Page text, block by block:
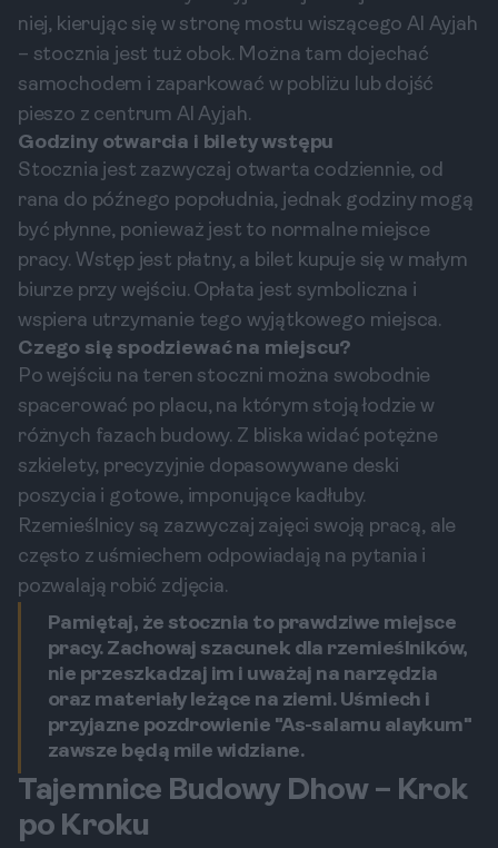
niej, kierując się w stronę mostu wiszącego Al Ayjah
– stocznia jest tuż obok. Można tam dojechać
samochodem i zaparkować w pobliżu lub dojść
pieszo z centrum Al Ayjah.
Godziny otwarcia i bilety wstępu
Stocznia jest zazwyczaj otwarta codziennie, od
rana do późnego popołudnia, jednak godziny mogą
być płynne, ponieważ jest to normalne miejsce
pracy. Wstęp jest płatny, a bilet kupuje się w małym
biurze przy wejściu. Opłata jest symboliczna i
wspiera utrzymanie tego wyjątkowego miejsca.
Czego się spodziewać na miejscu?
Po wejściu na teren stoczni można swobodnie
spacerować po placu, na którym stoją łodzie w
różnych fazach budowy. Z bliska widać potężne
szkielety, precyzyjnie dopasowywane deski
poszycia i gotowe, imponujące kadłuby.
Rzemieślnicy są zazwyczaj zajęci swoją pracą, ale
często z uśmiechem odpowiadają na pytania i
pozwalają robić zdjęcia.
Pamiętaj, że stocznia to prawdziwe miejsce
pracy. Zachowaj szacunek dla rzemieślników,
nie przeszkadzaj im i uważaj na narzędzia
oraz materiały leżące na ziemi. Uśmiech i
przyjazne pozdrowienie "As-salamu alaykum"
zawsze będą mile widziane.
Tajemnice Budowy Dhow – Krok
po Kroku